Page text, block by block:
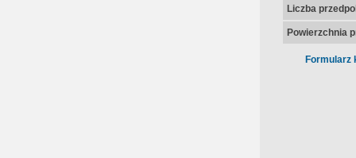
Liczba
Powierzchnia
Formularz